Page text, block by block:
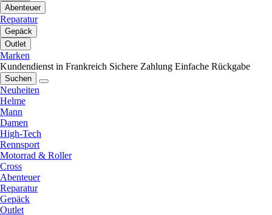
Abenteuer
Reparatur
Gepäck
Outlet
Marken
Kundendienst in Frankreich Sichere Zahlung Einfache Rückgabe
Suchen
Neuheiten
Helme
Mann
Damen
High-Tech
Rennsport
Motorrad & Roller
Cross
Abenteuer
Reparatur
Gepäck
Outlet